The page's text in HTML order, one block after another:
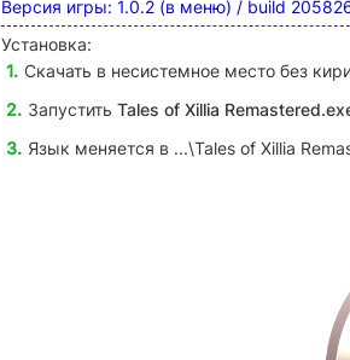
Версия игры: 1.0.2 (в меню) / build
Установка:
Скачать в несистемное место без
Запустить Tales of Xillia Remastered
Язык меняется в ...\Tales of Xillia